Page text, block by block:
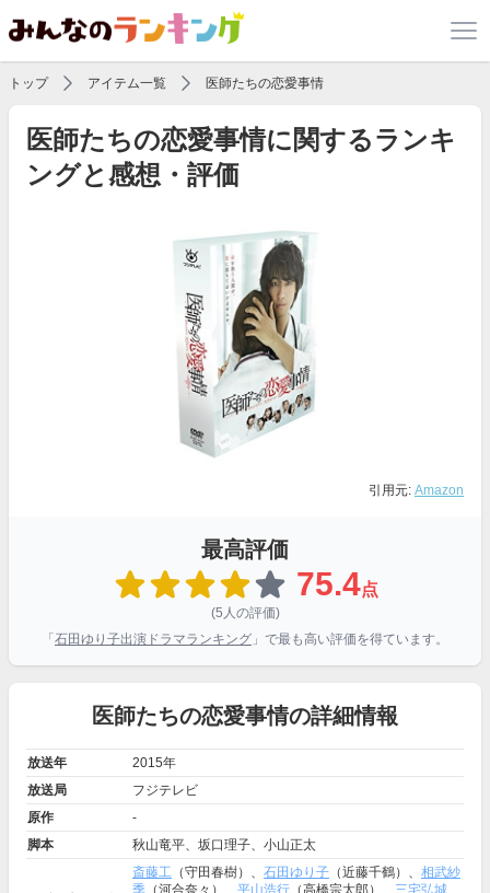
トップ アイテム一覧 医師たちの恋愛事情
医師たちの恋愛事情に関するランキ
ングと感想・評価
引用元: Amazon
最高評価
75.4点
(5人の評価)
「 石田ゆり子出演ドラマランキング 」で最も高い評価を得ています。
医師たちの恋愛事情の詳細情報
放送年
2015年
放送局
フジテレビ
原作
-
脚本
秋山竜平、坂口理子、小山正太
斎藤工 （守田春樹）、 石田ゆり子 （近藤千鶴）、 相武紗
季 （河合奈々）、 平山浩行 （高橋宗太郎）、 三宅弘城